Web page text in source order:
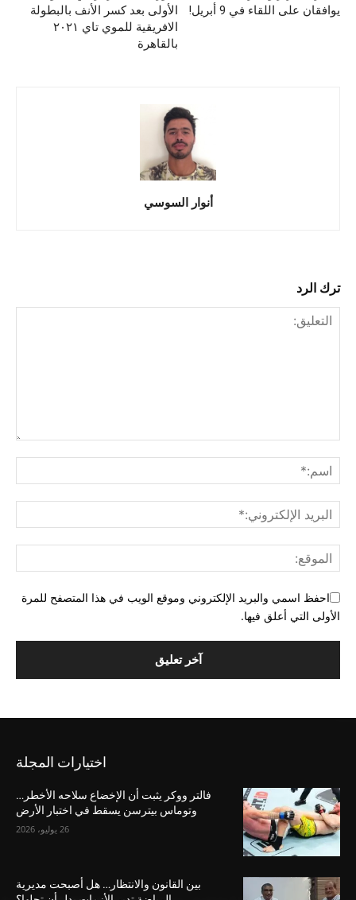
الأولى بعد كسر الأنف بالبطولة
الافريقية للموي تاي ٢٠٢١
بالقاهرة
يوافقان على اللقاء في 9 أبريل!
أنوار السوسي
ترك الرد
احفظ اسمي والبريد الإلكتروني وموقع الويب في هذا المتصفح للمرة
الأولى التي أعلق فيها.
اختيارات المجلة
فالتر ووكر يثبت أن الإخضاع سلاحه الأخطر…
وتوماس بيترسن يسقط في اختبار الأرض
26 يوليو، 2026
بين القانون والانتظار… هل أصبحت مديرية